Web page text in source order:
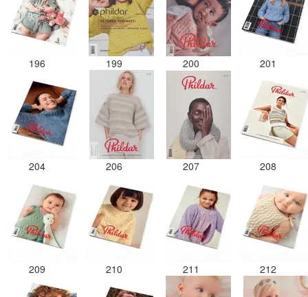
196 199 200 201
204 206 207 208
209 210 211 212